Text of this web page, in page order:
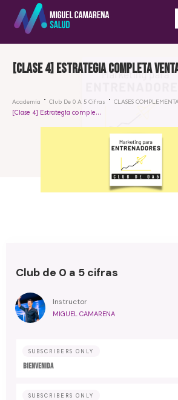
[Clase 4] Estrategia completa
Academia Club De 0 A 5 Cifras CLASES
[Clase 4] Estrategia completa venta por whatsapp
Club de 0 a 5 cifras
Instructor
MIGUEL CAMARENA
SUBSCRIBERS ONLY
BIENVENIDA
SUBSCRIBERS ONLY